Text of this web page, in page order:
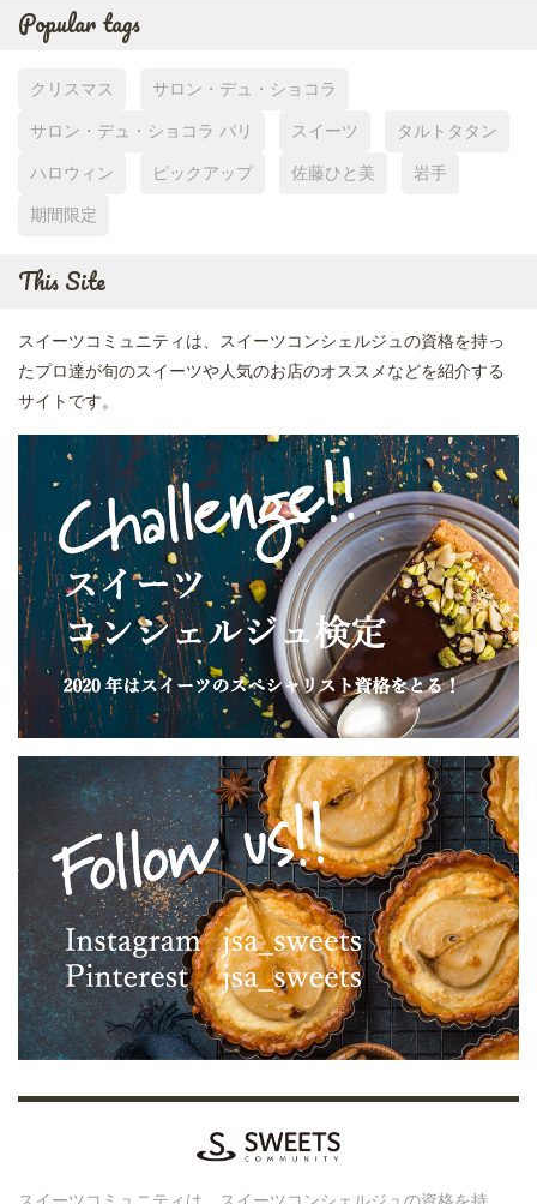
Popular tags
クリスマス サロン・デュ・ショコラ
サロン・デュ・ショコラ パリ スイーツ タルトタタン
ハロウィン ピックアップ 佐藤ひと美 岩手
期間限定
This Site
スイーツコミュニティは、スイーツコンシェルジュの資格を持っ
たプロ達が旬のスイーツや人気のお店のオススメなどを紹介する
サイトです。
スイーツコミュニティは、スイーツコンシェルジュの資格を持